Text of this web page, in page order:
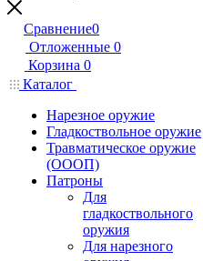
Сравнение0
Отложенные 0
Корзина 0
Каталог
Нарезное оружие
Гладкоствольное оружие
Травматическое оружие
(ОООП)
Патроны
Для
гладкоствольного
оружия
Для нарезного